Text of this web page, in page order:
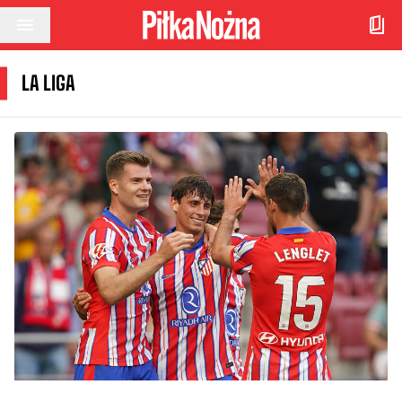
Przejdź do treści
LA LIGA